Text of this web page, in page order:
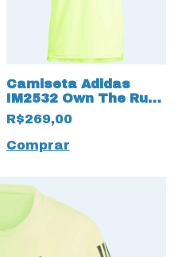
Camiseta Adidas
IM2532 Own The Run
Verde Limão
R$269,00
Comprar